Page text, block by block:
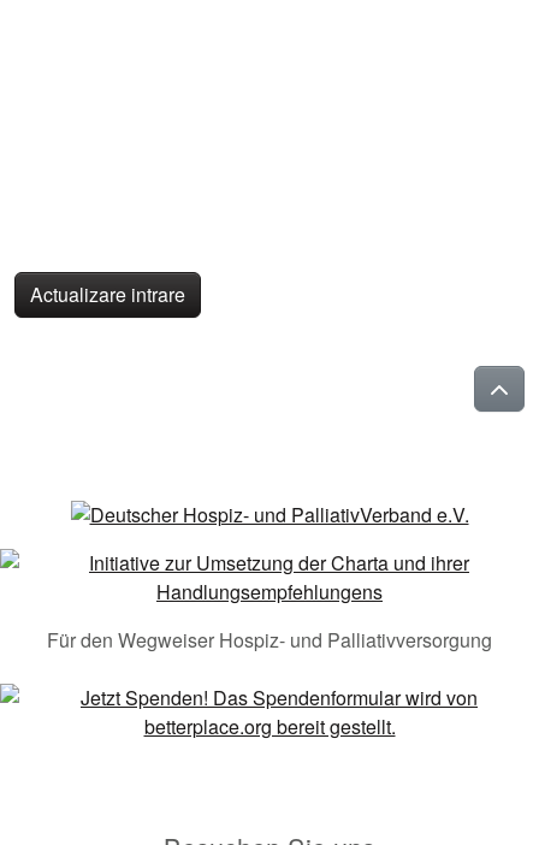
Actualizare intrare
Für den Wegweiser Hospiz- und Palliativversorgung